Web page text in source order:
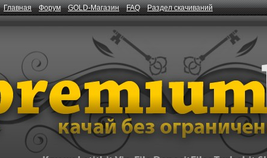
Главная Форум GOLD-Магазин FAQ Раздел скачиваний